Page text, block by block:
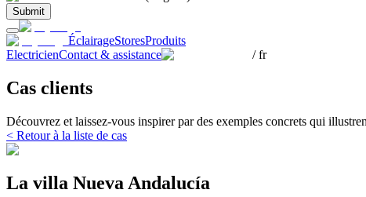
Submit
ÉclairageStoresProduits
ElectricienContact & assistance /fr
Cas clients
Découvrez et laissez-vous inspirer par des exemples concrets qui
< Retour à la liste de cas
La villa Nueva Andalucía